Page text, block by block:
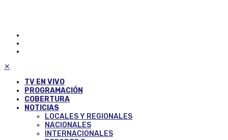
✕
TV EN VIVO
PROGRAMACIÓN
COBERTURA
NOTICIAS
LOCALES Y REGIONALES
NACIONALES
INTERNACIONALES